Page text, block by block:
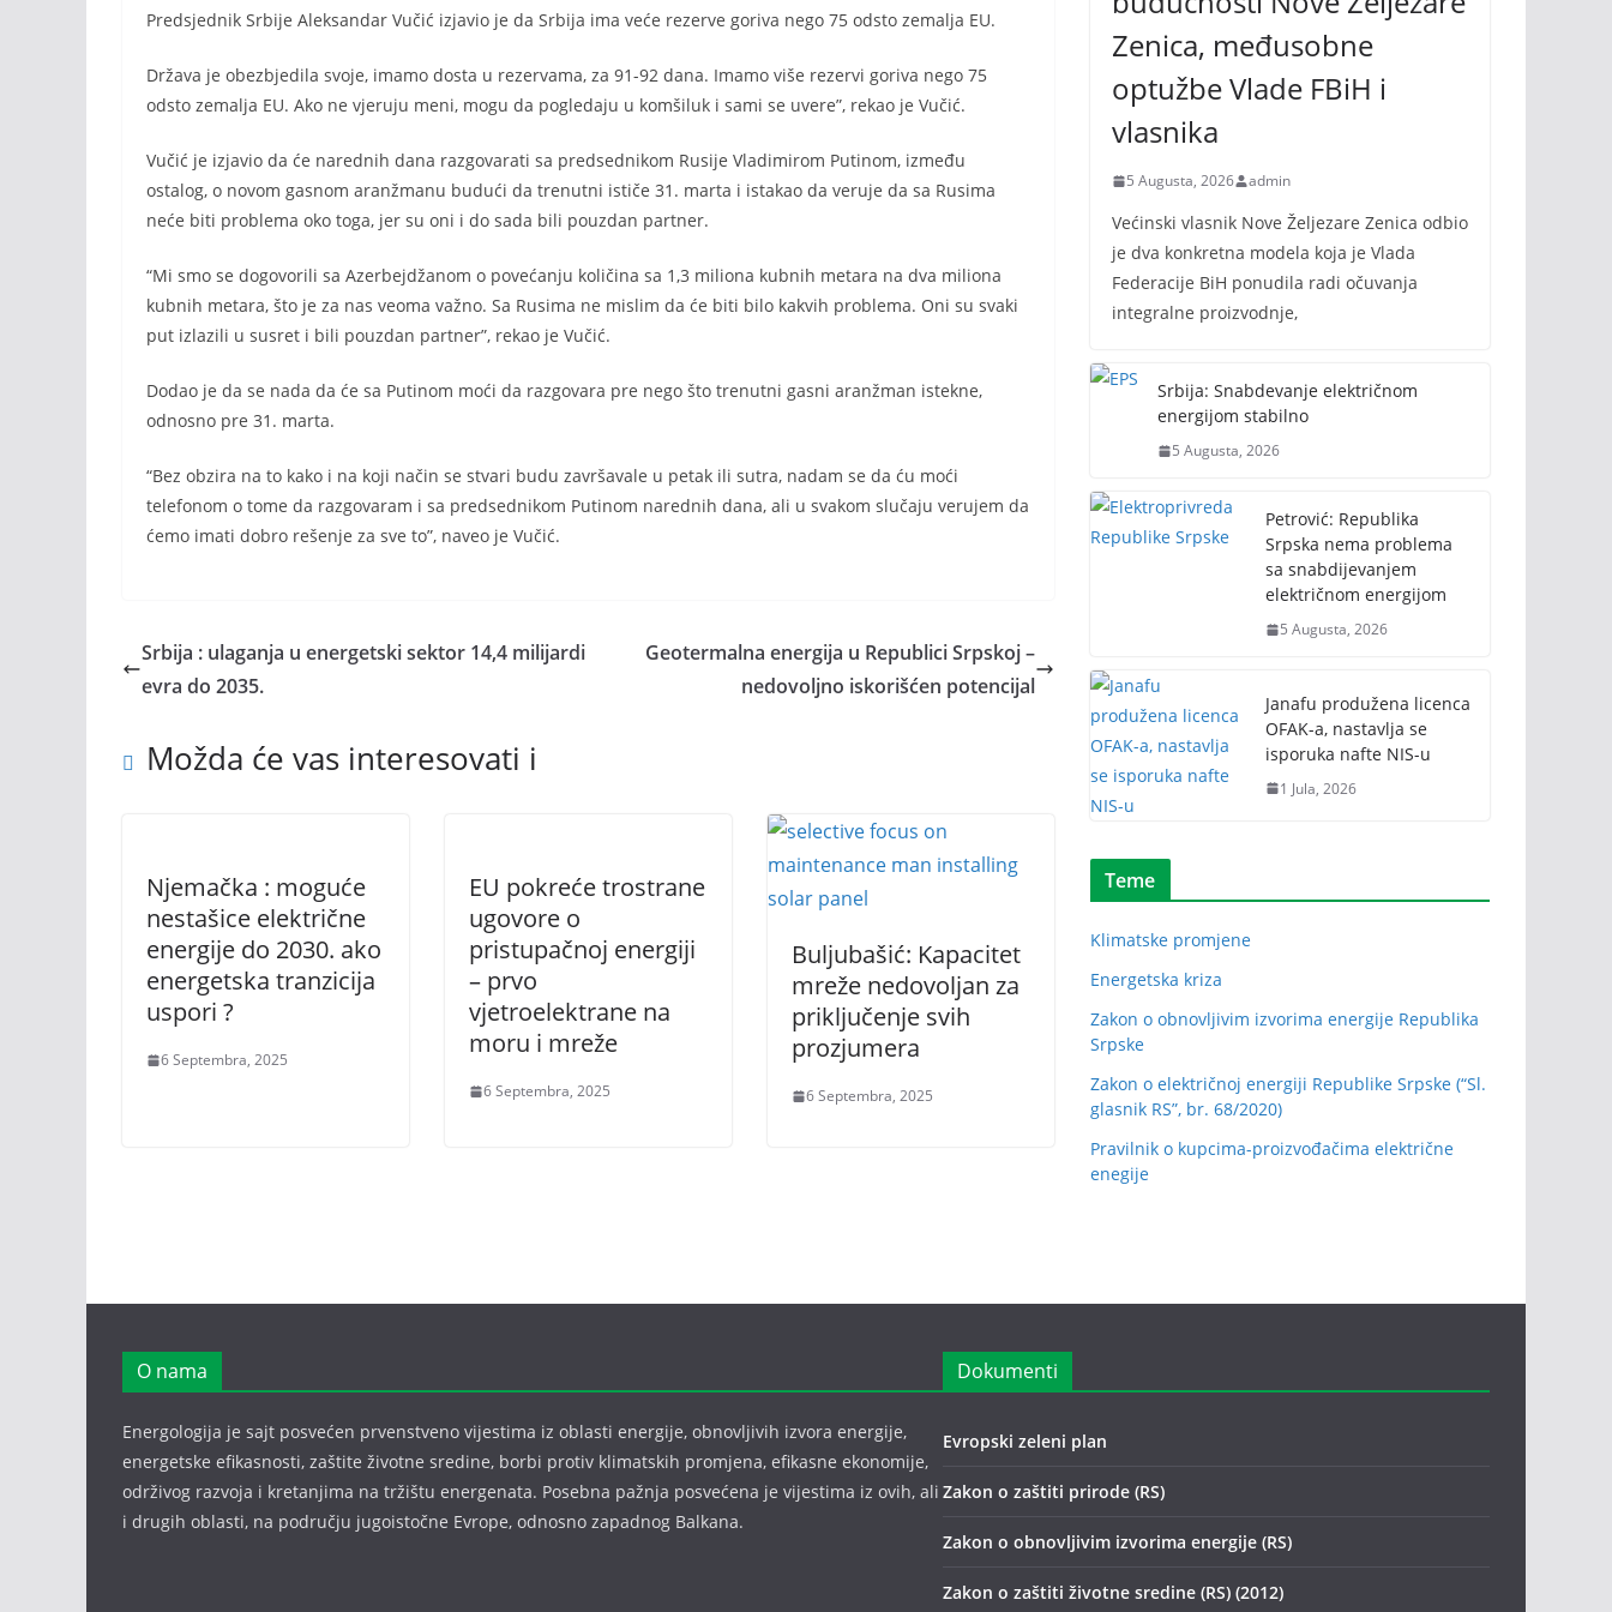
Predsjednik Srbije Aleksandar Vučić izjavio je da Srbija ima veće rezerve goriva nego 75 odsto zemalja EU.
Država je obezbjedila svoje, imamo dosta u rezervama, za 91-92 dana. Imamo više rezervi goriva nego 75
odsto zemalja EU. Ako ne vjeruju meni, mogu da pogledaju u komšiluk i sami se uvere”, rekao je Vučić.
Vučić je izjavio da će narednih dana razgovarati sa predsednikom Rusije Vladimirom Putinom, između
ostalog, o novom gasnom aranžmanu budući da trenutni ističe 31. marta i istakao da veruje da sa Rusima
neće biti problema oko toga, jer su oni i do sada bili pouzdan partner.
“Mi smo se dogovorili sa Azerbejdžanom o povećanju količina sa 1,3 miliona kubnih metara na dva miliona
kubnih metara, što je za nas veoma važno. Sa Rusima ne mislim da će biti bilo kakvih problema. Oni su svaki
put izlazili u susret i bili pouzdan partner”, rekao je Vučić.
Dodao je da se nada da će sa Putinom moći da razgovara pre nego što trenutni gasni aranžman istekne,
odnosno pre 31. marta.
“Bez obzira na to kako i na koji način se stvari budu završavale u petak ili sutra, nadam se da ću moći
telefonom o tome da razgovaram i sa predsednikom Putinom narednih dana, ali u svakom slučaju verujem da
ćemo imati dobro rešenje za sve to”, naveo je Vučić.
Srbija : ulaganja u energetski sektor 14,4 milijardi
evra do 2035.
Geotermalna energija u Republici Srpskoj –
nedovoljno iskorišćen potencijal
Možda će vas interesovati i
Njemačka : moguće
nestašice električne
energije do 2030. ako
energetska tranzicija
uspori ?
6 Septembra, 2025
EU pokreće trostrane
ugovore o
pristupačnoj energiji
– prvo
vjetroelektrane na
moru i mreže
6 Septembra, 2025
Buljubašić: Kapacitet
mreže nedovoljan za
priključenje svih
prozjumera
6 Septembra, 2025
Zenica, međusobne
optužbe Vlade FBiH i
vlasnika
5 Augusta, 2026 admin
Većinski vlasnik Nove Željezare Zenica odbio
je dva konkretna modela koja je Vlada
Federacije BiH ponudila radi očuvanja
integralne proizvodnje,
Srbija: Snabdevanje električnom
energijom stabilno
5 Augusta, 2026
Petrović: Republika
Srpska nema problema
sa snabdijevanjem
električnom energijom
5 Augusta, 2026
Janafu produžena licenca
OFAK-a, nastavlja se
isporuka nafte NIS-u
1 Jula, 2026
Teme
Klimatske promjene
Energetska kriza
Zakon o obnovljivim izvorima energije Republika
Srpske
Zakon o električnoj energiji Republike Srpske (“Sl.
glasnik RS”, br. 68/2020)
Pravilnik o kupcima-proizvođačima električne
enegije
O nama
Energologija je sajt posvećen prvenstveno vijestima iz oblasti energije, obnovljivih izvora energije,
energetske efikasnosti, zaštite životne sredine, borbi protiv klimatskih promjena, efikasne ekonomije,
održivog razvoja i kretanjima na tržištu energenata. Posebna pažnja posvećena je vijestima iz ovih, ali
i drugih oblasti, na području jugoistočne Evrope, odnosno zapadnog Balkana.
Dokumenti
Evropski zeleni plan
Zakon o zaštiti prirode (RS)
Zakon o obnovljivim izvorima energije (RS)
Zakon o zaštiti životne sredine (RS) (2012)